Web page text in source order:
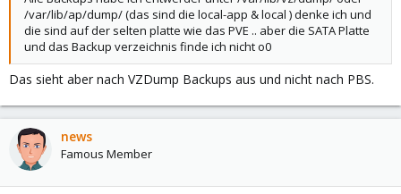
/var/lib/ap/dump/ (das sind die local-app & local ) denke ich und
die sind auf der selten platte wie das PVE .. aber die SATA Platte
und das Backup verzeichnis finde ich nicht o0
Das sieht aber nach VZDump Backups aus und nicht nach PBS.
news
Famous Member